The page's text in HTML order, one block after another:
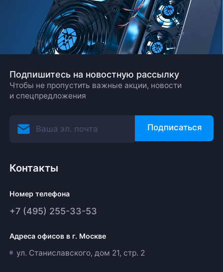
Подпишитесь на новостную рассылку
Чтобы не пропустить важные акции, новости
и спецпредложения
Подписаться
Контакты
Номер телефона
+7 (495) 255-33-53
Адреса офисов в г. Москве
ул. Станиславского, дом 21, стр. 2